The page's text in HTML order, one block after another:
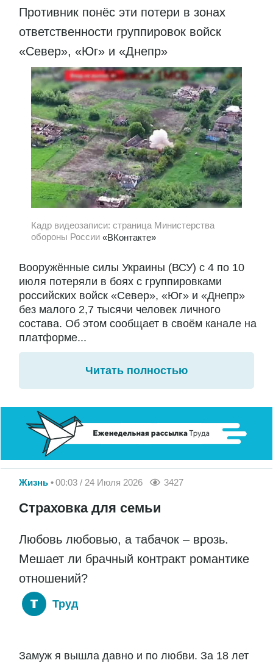
Противник понёс эти потери в зонах
ответственности группировок войск
«Север», «Юг» и «Днепр»
Кадр видеозаписи: страница Министерства
обороны России «ВКонтакте»
Вооружённые силы Украины (ВСУ) с 4 по 10
июля потеряли в боях с группировками
российских войск «Север», «Юг» и «Днепр»
без малого 2,7 тысячи человек личного
состава. Об этом сообщает в своём канале на
платформе...
Читать полностью
Жизнь 00:03 / 24 Июля 2026 3427
Страховка для семьи
Любовь любовью, а табачок – врозь.
Мешает ли брачный контракт романтике
отношений?
Труд
Замуж я вышла давно и по любви. За 18 лет